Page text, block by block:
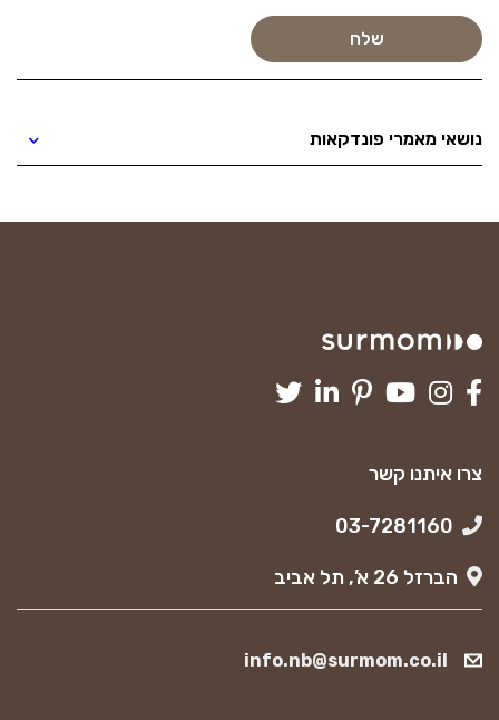
נושאי מאמרי פונדקאות
צרו איתנו קשר
הברזל 26 א’, תל אביב
info.nb@surmom.co.il